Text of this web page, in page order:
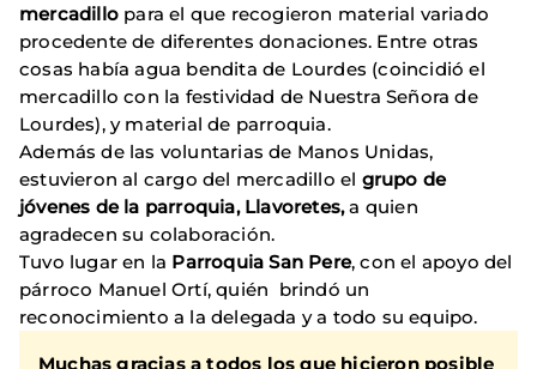
mercadillo para el que recogieron material variado
procedente de diferentes donaciones. Entre otras
cosas había agua bendita de Lourdes (coincidió el
mercadillo con la festividad de Nuestra Señora de
Lourdes), y material de parroquia.
Además de las voluntarias de Manos Unidas,
estuvieron al cargo del mercadillo el grupo de
jóvenes de la parroquia, Llavoretes,a quien
agradecen su colaboración.
Tuvo lugar en la Parroquia San Pere, con el apoyo del
párroco Manuel Ortí, quién brindó un
reconocimiento a la delegada y a todo su equipo.
Muchas gracias a todos los que hicieron posible